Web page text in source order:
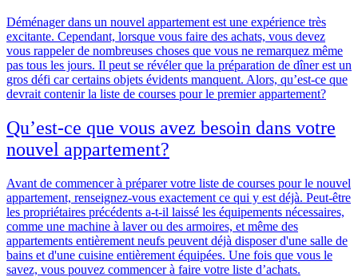
Déménager dans un nouvel appartement est une expérience très
excitante. Cependant, lorsque vous faire des achats, vous devez
vous rappeler de nombreuses choses que vous ne remarquez même
pas tous les jours. Il peut se révéler que la préparation de dîner est un
gros défi car certains objets évidents manquent. Alors, qu’est-ce que
devrait contenir la liste de courses pour le premier appartement?
Qu’est-ce que vous avez besoin dans votre
nouvel appartement?
Avant de commencer à préparer votre liste de courses pour le nouvel
appartement, renseignez-vous exactement ce qui y est déjà. Peut-être
les propriétaires précédents a-t-il laissé les équipements nécessaires,
comme une machine à laver ou des armoires, et même des
appartements entièrement neufs peuvent déjà disposer d'une salle de
bains et d'une cuisine entièrement équipées. Une fois que vous le
savez, vous pouvez commencer à faire votre liste d’achats.